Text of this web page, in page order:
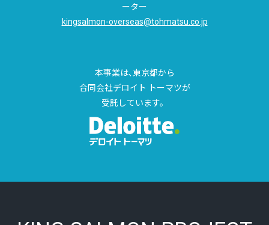
ーター
kingsalmon-overseas@tohmatsu.co.jp
本事業は､東京都から
合同会社デロイト トーマツが
受託しています。